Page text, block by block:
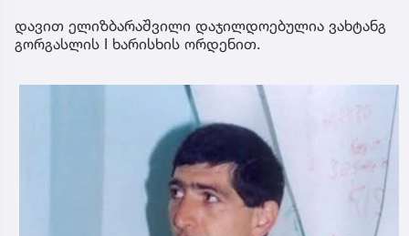
დავით ელიზბარაშვილი დაჯილდოებულია ვახტანგ
გორგასლის I ხარისხის ორდენით.